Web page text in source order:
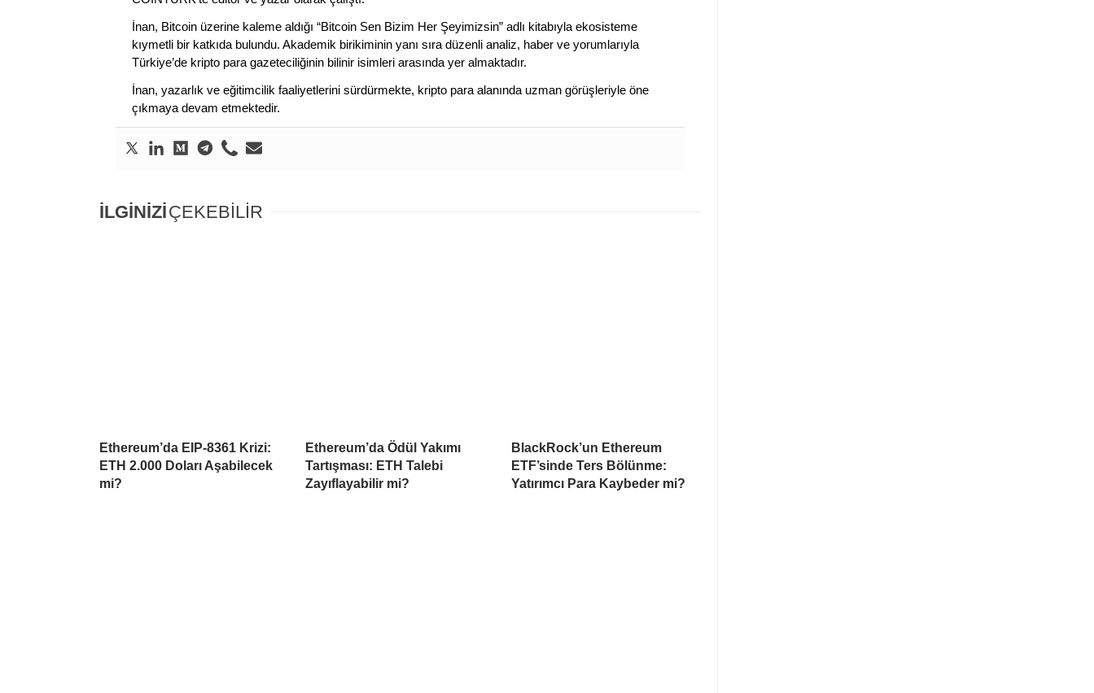
İnan, Bitcoin üzerine kaleme aldığı “Bitcoin Sen Bizim Her Şeyimizsin” adlı kitabıyla ekosisteme
kıymetli bir katkıda bulundu. Akademik birikiminin yanı sıra düzenli analiz, haber ve yorumlarıyla
Türkiye’de kripto para gazeteciliğinin bilinir isimleri arasında yer almaktadır.
İnan, yazarlık ve eğitimcilik faaliyetlerini sürdürmekte, kripto para alanında uzman görüşleriyle öne
çıkmaya devam etmektedir.
İLGİNİZİÇEKEBİLİR
Ethereum’da EIP-8361 Krizi:
ETH 2.000 Doları Aşabilecek
mi?
Ethereum’da Ödül Yakımı
Tartışması: ETH Talebi
Zayıflayabilir mi?
BlackRock’un Ethereum
ETF’sinde Ters Bölünme:
Yatırımcı Para Kaybeder mi?